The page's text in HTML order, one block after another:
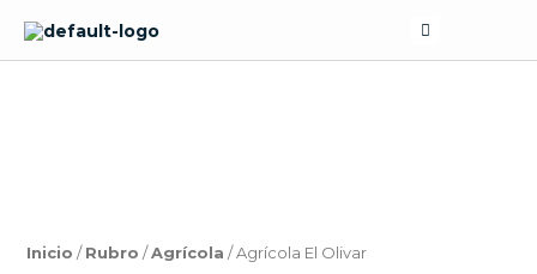
content
Inicio / Rubro /Agrícola / Agrícola El Olivar